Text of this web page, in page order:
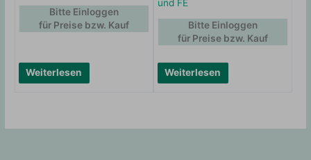
Weiterlesen
Bitte Einloggen
für Preise bzw. Kauf
und FE
Weiterlesen
Bitte Einloggen
für Preise bzw. Kauf